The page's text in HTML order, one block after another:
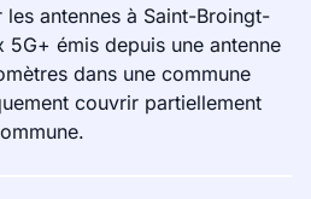
les antennes à Saint-Broingt-
5G+ émis depuis une antenne
dans une commune
couvrir partiellement